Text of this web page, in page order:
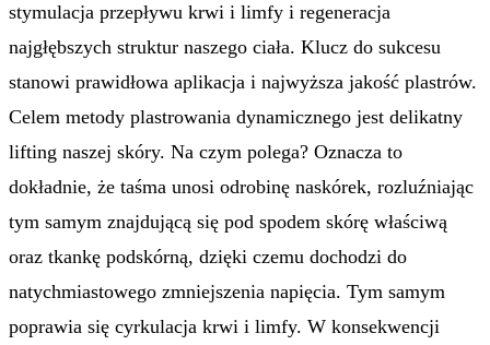
stymulacja przepływu krwi i limfy i regeneracja
najgłębszych struktur naszego ciała. Klucz do sukcesu
stanowi prawidłowa aplikacja i najwyższa jakość plastrów.
Celem metody plastrowania dynamicznego jest delikatny
lifting naszej skóry. Na czym polega? Oznacza to
dokładnie, że taśma unosi odrobinę naskórek, rozluźniając
tym samym znajdującą się pod spodem skórę właściwą
oraz tkankę podskórną, dzięki czemu dochodzi do
natychmiastowego zmniejszenia napięcia. Tym samym
poprawia się cyrkulacja krwi i limfy. W konsekwencji